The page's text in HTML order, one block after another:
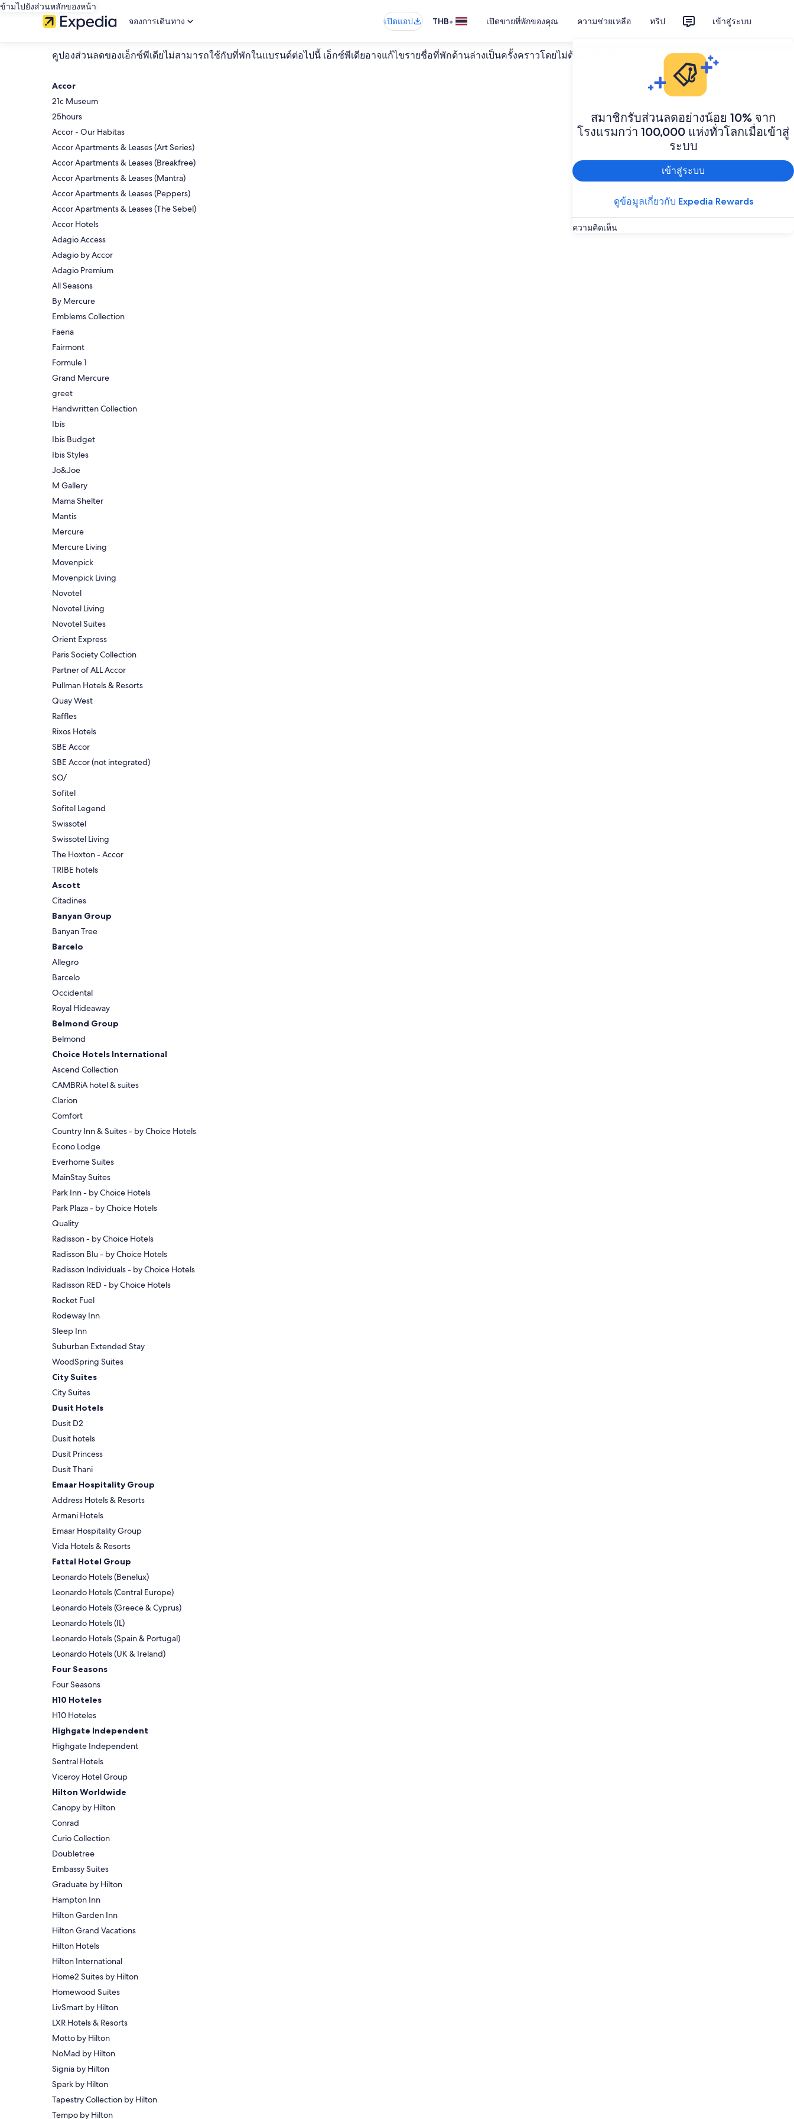
ข้ามไปยังส่วนหลักของหน้า
จองการเดินทาง
เปิดแอป THB• เปิดขายที่พักของคุณ ความช่วยเหลือ ทริป เข้าสู่ระบบ
สมาชิกรับส่วนลดอย่างน้อย 10% จาก
โรงแรมกว่า 100,000 แห่งทั่วโลกเมื่อเข้าสู่
ระบบ
เข้าสู่ระบบ
ดูข้อมูลเกี่ยวกับ Expedia Rewards
ความคิดเห็น
คูปองส่วนลดของเอ็กซ์พีเดียไม่สามารถใช้กับที่พักในแบรนด์ต่อไปนี้ เอ็กซ์พีเดียอาจแก้ไขรายชื่อที่พักด้านล่างเป็นครั้งคราวโดยไม่ต้องแจ้งให้ทราบล่วงหน้า
Accor
21c Museum
25hours
Accor - Our Habitas
Accor Apartments & Leases (Art Series)
Accor Apartments & Leases (Breakfree)
Accor Apartments & Leases (Mantra)
Accor Apartments & Leases (Peppers)
Accor Apartments & Leases (The Sebel)
Accor Hotels
Adagio Access
Adagio by Accor
Adagio Premium
All Seasons
By Mercure
Emblems Collection
Faena
Fairmont
Formule 1
Grand Mercure
greet
Handwritten Collection
Ibis
Ibis Budget
Ibis Styles
Jo&Joe
M Gallery
Mama Shelter
Mantis
Mercure
Mercure Living
Movenpick
Movenpick Living
Novotel
Novotel Living
Novotel Suites
Orient Express
Paris Society Collection
Partner of ALL Accor
Pullman Hotels & Resorts
Quay West
Raffles
Rixos Hotels
SBE Accor
SBE Accor (not integrated)
SO/
Sofitel
Sofitel Legend
Swissotel
Swissotel Living
The Hoxton - Accor
TRIBE hotels
Ascott
Citadines
Banyan Group
Banyan Tree
Barcelo
Allegro
Barcelo
Occidental
Royal Hideaway
Belmond Group
Belmond
Choice Hotels International
Ascend Collection
CAMBRiA hotel & suites
Clarion
Comfort
Country Inn & Suites - by Choice Hotels
Econo Lodge
Everhome Suites
MainStay Suites
Park Inn - by Choice Hotels
Park Plaza - by Choice Hotels
Quality
Radisson - by Choice Hotels
Radisson Blu - by Choice Hotels
Radisson Individuals - by Choice Hotels
Radisson RED - by Choice Hotels
Rocket Fuel
Rodeway Inn
Sleep Inn
Suburban Extended Stay
WoodSpring Suites
City Suites
City Suites
Dusit Hotels
Dusit D2
Dusit hotels
Dusit Princess
Dusit Thani
Emaar Hospitality Group
Address Hotels & Resorts
Armani Hotels
Emaar Hospitality Group
Vida Hotels & Resorts
Fattal Hotel Group
Leonardo Hotels (Benelux)
Leonardo Hotels (Central Europe)
Leonardo Hotels (Greece & Cyprus)
Leonardo Hotels (IL)
Leonardo Hotels (Spain & Portugal)
Leonardo Hotels (UK & Ireland)
Four Seasons
Four Seasons
H10 Hoteles
H10 Hoteles
Highgate Independent
Highgate Independent
Sentral Hotels
Viceroy Hotel Group
Hilton Worldwide
Canopy by Hilton
Conrad
Curio Collection
Doubletree
Embassy Suites
Graduate by Hilton
Hampton Inn
Hilton Garden Inn
Hilton Grand Vacations
Hilton Hotels
Hilton International
Home2 Suites by Hilton
Homewood Suites
LivSmart by Hilton
LXR Hotels & Resorts
Motto by Hilton
NoMad by Hilton
Signia by Hilton
Spark by Hilton
Tapestry Collection by Hilton
Tempo by Hilton